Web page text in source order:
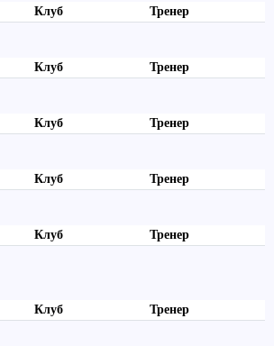
Клуб Тренер
Клуб Тренер
Клуб Тренер
Клуб Тренер
Клуб Тренер
Клуб Тренер